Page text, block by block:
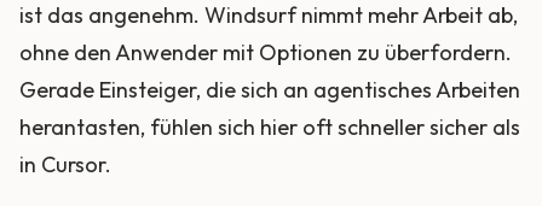
ist das angenehm. Windsurf nimmt mehr Arbeit ab,
ohne den Anwender mit Optionen zu überfordern.
Gerade Einsteiger, die sich an agentisches Arbeiten
herantasten, fühlen sich hier oft schneller sicher als
in Cursor.